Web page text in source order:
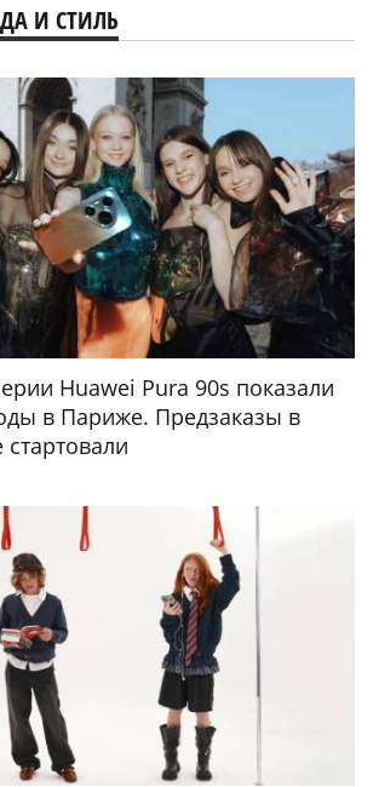
И СТИЛЬ
Huawei Pura 90s показали
в Париже. Предзаказы в